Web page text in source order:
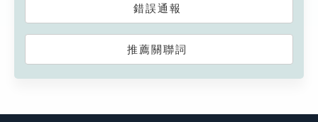
錯誤通報
推薦關聯詞